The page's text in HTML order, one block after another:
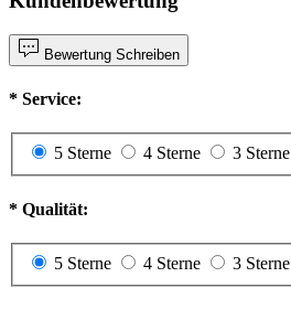
Bewertung Schreiben
* Service:
5 Sterne 4 Sterne 3 Sterne
* Qualität:
5 Sterne 4 Sterne 3 Sterne